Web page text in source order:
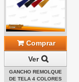
Comprar
Ver
GANCHO REMOLQUE
DE TELA 4 COLORES